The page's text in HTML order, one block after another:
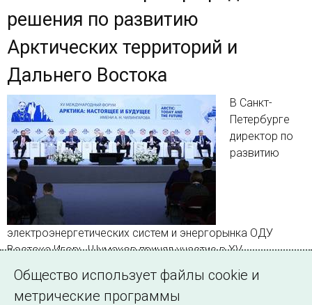
решения по развитию
Арктических территорий и
Дальнего Востока
В Санкт-
Петербурге
директор по
развитию
электроэнергетических систем и энергорынка ОДУ
Востока Игорь Шумаков принял участие в XV
Международном форуме «Арктика: настоящее и
будущее» имени А.Н. Чилингарова
Общество использует файлы cookie и
метрические программы